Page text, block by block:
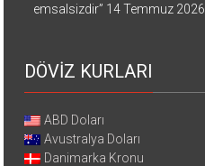
emsalsizdir” 14 Temmuz 2026
DÖVİZ KURLARI
ABD Doları
Avustralya Doları
Danimarka Kronu